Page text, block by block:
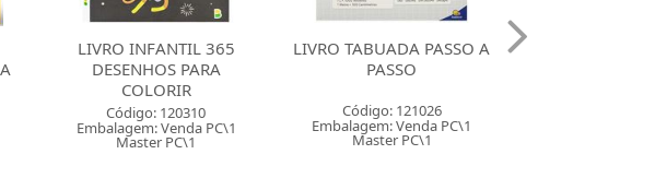
LIVRO TABUADA PASSO A
PASSO
Código: 121026
Embalagem: Venda PC\1
Master PC\1
LIVRO INFANTIL
COLORINDO HISTORIAS
Código: 127994
Embalagem: Venda PT\1
Master PT\1